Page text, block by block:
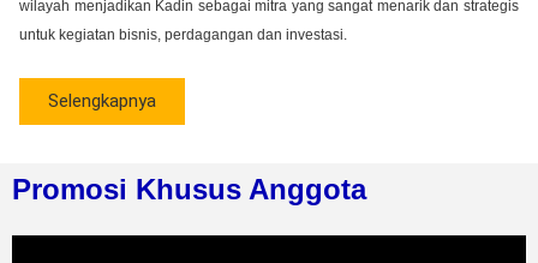
wilayah menjadikan Kadin sebagai mitra yang sangat menarik dan strategis
untuk kegiatan bisnis, perdagangan dan investasi.
Selengkapnya
Promosi Khusus Anggota